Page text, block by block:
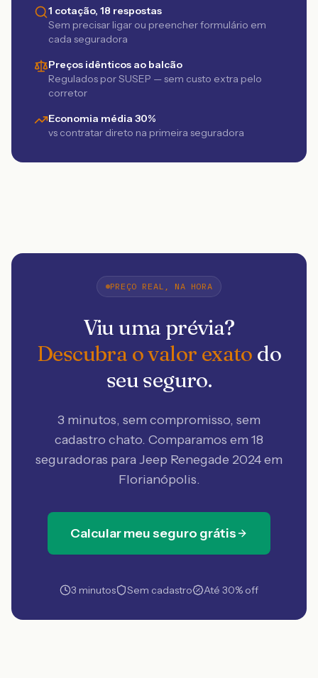
1 cotação, 18 respostas
Sem precisar ligar ou preencher formulário em
cada seguradora
Preços idênticos ao balcão
Regulados por SUSEP — sem custo extra pelo
corretor
Economia média 30%
vs contratar direto na primeira seguradora
PREÇO REAL, NA HORA
Viu uma prévia?
Descubra o valor exato do
seu seguro.
3 minutos, sem compromisso, sem
cadastro chato. Comparamos em 18
seguradoras para Jeep Renegade 2024 em
Florianópolis.
Calcular meu seguro grátis
3 minutos Sem cadastro Até 30% off